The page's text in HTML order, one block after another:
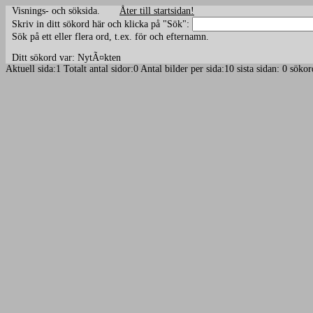
Visnings- och söksida. Åter till startsidan!
Skriv in ditt sökord här och klicka på "Sök":
Sök på ett eller flera ord, t.ex. för och efternamn.
Ditt sökord var: NytÃ¤kten
Aktuell sida:1 Totalt antal sidor:0 Antal bilder per sida:10 sista sidan: 0